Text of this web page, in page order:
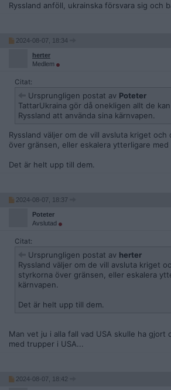
Ryssland anföll, ukrainska försvara sig och
2024-08-07, 18:34
herter
Medlem
Citat:
Ursprungligen postat av Poteter
TattarUkraina gör då onekligen allt de
Ryssland att använda sina kärnvapen.
Ryssland väljer om de vill avsluta kriget och
över gränsen, eller eskalera ytterligare med
Det är helt upp till dem.
2024-08-07, 18:37
Poteter
Avslutad
Citat:
Ursprungligen postat av herter
Ryssland väljer om de vill avsluta kriget
styrkorna över gränsen, eller eskalera
kärnvapen.
Det är helt upp till dem.
Man vet ju i alla fall vad USA skulle ha gjort
med trupper i USA...
2024-08-07, 18:42